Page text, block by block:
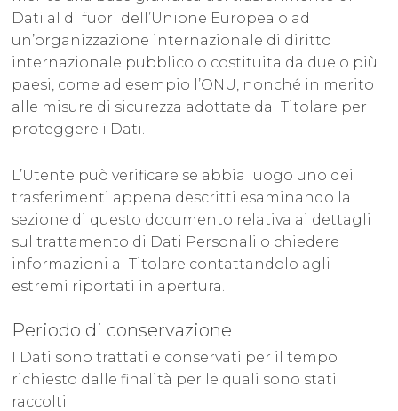
Dati al di fuori dell’Unione Europea o ad
un’organizzazione internazionale di diritto
internazionale pubblico o costituita da due o più
paesi, come ad esempio l’ONU, nonché in merito
alle misure di sicurezza adottate dal Titolare per
proteggere i Dati.
L’Utente può verificare se abbia luogo uno dei
trasferimenti appena descritti esaminando la
sezione di questo documento relativa ai dettagli
sul trattamento di Dati Personali o chiedere
informazioni al Titolare contattandolo agli
estremi riportati in apertura.
Periodo di conservazione
I Dati sono trattati e conservati per il tempo
richiesto dalle finalità per le quali sono stati
raccolti.